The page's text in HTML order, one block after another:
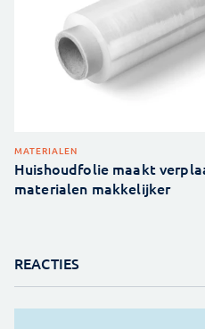
MATERIALEN
Huishoudfolie maakt
materialen makkelijker
REACTIES